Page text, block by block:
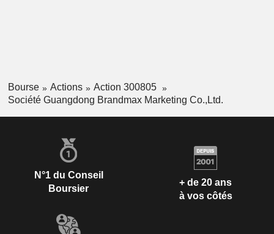
Bourse Actions
Action 300805
Société Guangdong Brandmax Marketing Co.,Ltd.
N°1 du Conseil
Boursier
+ de 20 ans
à vos côtés